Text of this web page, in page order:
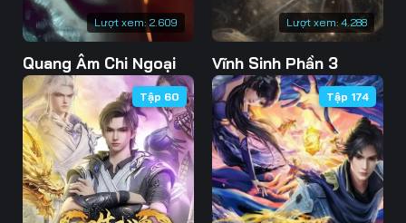
Tập 58 Tập 59 Tập 60
Tập 61
Tập 64 Tập 65 Tập 66
Tập 67 Tập 68 Tập 69
Tập 70 Tập 71 Tập 72
Tập 73 Tập 74 Tập 75
Lượt xem: 2.609
Quang Âm Chi Ngoại
Lượt xem: 4.288
Vĩnh Sinh Phần 3
Tập 60 Tập 174